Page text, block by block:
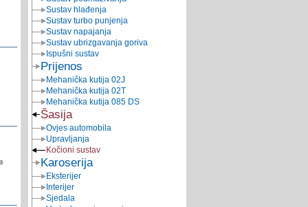
Sustav hlađenja
Sustav turbo punjenja
Sustav napajanja
Sustav ubrizgavanja goriva
Ispušni sustav
Prijenos
Mehanička kutija 02J
Mehanička kutija 02T
Mehanička kutija 085 DS
Šasija
Ovjes automobila
Upravljanja
Kočioni sustav
Karoserija
Eksterijer
Interijer
Sjedala